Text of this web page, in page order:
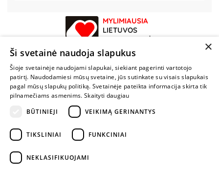
MYLIMIAUSIA
LIETUVOS
ELEKTRONINĖ
PARDUOTUVĖ
NENUSTOK
ŽAISTI
+370 600 84088
info@fantazijos.lt
×
Ši svetainė naudoja slapukus
Šioje svetainėje naudojami slapukai, siekiant pagerinti vartotojo
patirtį. Naudodamiesi mūsų svetaine, jūs sutinkate su visais slapukais
pagal mūsų slapukų politiką. Svetainėje pateikta informacija skirta tik
pilnamečiams asmenims. Skaityti daugiau
BŪTINIEJI
VEIKIMĄ GERINANTYS
TIKSLINIAI FUNKCINIAI
NEKLASIFIKUOJAMI